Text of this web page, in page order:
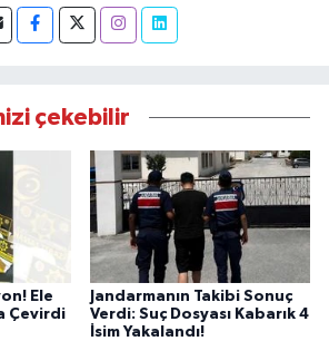
çekebilir
Ele
Çevirdi
Jandarmanın Takibi Sonuç
Verdi: Suç Dosyası Kabarık 4
İsim Yakalandı!